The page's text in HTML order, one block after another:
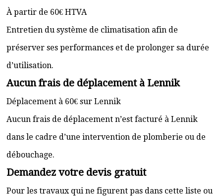
À partir de 60€ HTVA
Entretien du système de climatisation afin de
préserver ses performances et de prolonger sa durée
d’utilisation.
Aucun frais de déplacement à Lennik
Déplacement à 60€ sur Lennik
Aucun frais de déplacement n’est facturé à Lennik
dans le cadre d’une intervention de plomberie ou de
débouchage.
Demandez votre devis gratuit
Pour les travaux qui ne figurent pas dans cette liste ou